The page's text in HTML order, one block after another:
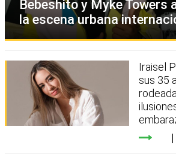
Bebeshito y Myke Towers
la escena urbana
Iraisel
sus 35